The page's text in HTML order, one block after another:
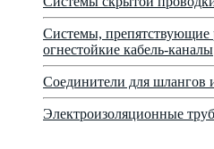
Системы, препятствующие
огнестойкие кабель-каналы
Соединители для шлангов
Электроизоляционные